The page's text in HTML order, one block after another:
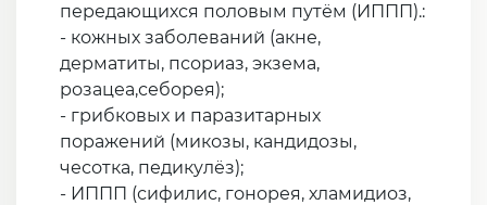
передающихся половым путём (ИППП).:
- кожных заболеваний (акне,
дерматиты, псориаз, экзема,
розацеа,себорея);
- грибковых и паразитарных
поражений (микозы, кандидозы,
чесотка, педикулёз);
- ИППП (сифилис, гонорея, хламидиоз,